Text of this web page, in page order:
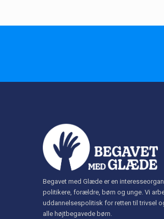
Begavet med Glæde er en
politikere, forældre, børn og unge. Vi
uddannelsespolitisk for retten til trivsel
alle højtbegavede børn.